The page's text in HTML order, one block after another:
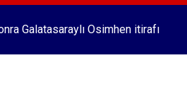
Galatasaraylı Osimhen itirafı